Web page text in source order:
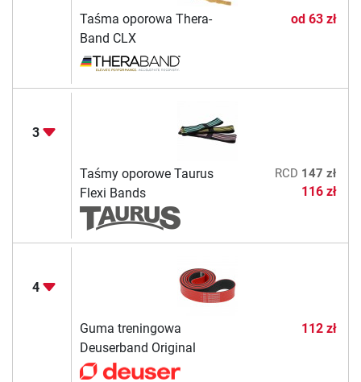
Taśma oporowa Thera-
Band CLX
od 63 zł
3
Taśmy oporowe Taurus
Flexi Bands
RCD 147 zł
116 zł
4
Guma treningowa
Deuserband Original
112 zł